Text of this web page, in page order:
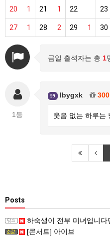
1
20 1
21 22 23
1
27 2
28 1
29 30
금일 출석자는 총 1
1등
99 lbygxk 300
웃음 없는 하루는
Posts
하숙생이 전부 미녀입니다
[콘서트] 아이브